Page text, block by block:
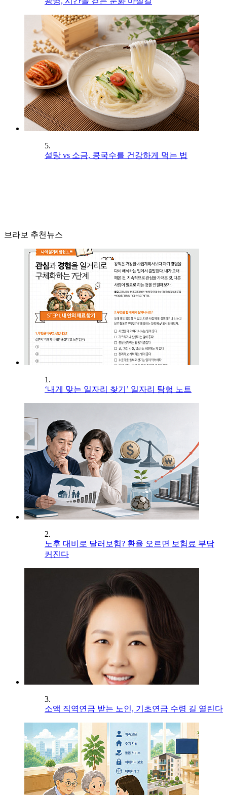
5.
설탕 vs 소금, 콩국수를 건강하게 먹는 법
브라보 추천뉴스
1.
‘내게 맞는 일자리 찾기’ 일자리 탐험 노트
2.
노후 대비로 달러보험? 환율 오르면 보험료 부담
커진다
3.
소액 직역연금 받는 노인, 기초연금 수령 길 열린다